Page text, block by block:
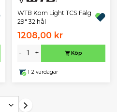
WTB Kom Light TCS Fälg
29" 32 hål
1208,00 kr
- + Köp
1-2 vardagar